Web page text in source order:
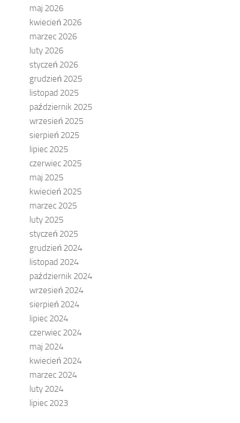
maj 2026
kwiecień 2026
marzec 2026
luty 2026
styczeń 2026
grudzień 2025
listopad 2025
październik 2025
wrzesień 2025
sierpień 2025
lipiec 2025
czerwiec 2025
maj 2025
kwiecień 2025
marzec 2025
luty 2025
styczeń 2025
grudzień 2024
listopad 2024
październik 2024
wrzesień 2024
sierpień 2024
lipiec 2024
czerwiec 2024
maj 2024
kwiecień 2024
marzec 2024
luty 2024
lipiec 2023